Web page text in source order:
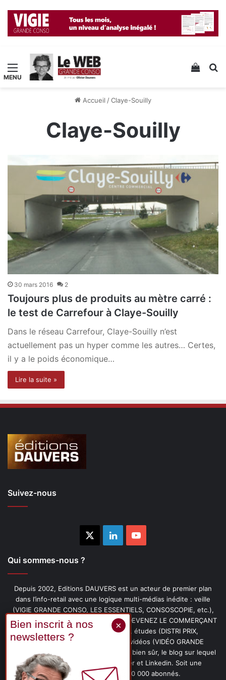
Menu Voir
Accueil /Claye-Souilly
Claye-Souilly
30 mars 2016 2
Toujours plus de produits au mètre carré :
le test de Carrefour à Claye-Souilly
Dans le réseau Carrefour, Claye-Souilly n’est
actuellement pas un hyper comme les autres… Certes,
il y a le poids économique…
Lire la suite »
Suivez-nous
LinkedinYouTube
Qui sommes-nous ?
Depuis 2002, Editions DAUVERS est un acteur de premier plan
dans l’info-retail avec une logique multi-médias inédite : veille
(VIGIE GRANDE CONSO, LES ESSENTIELS, CONSOSCOPIE, etc.),
livres (PENSER-CLIENT, IMAGE-PRIX, DEVENEZ LE COMMERÇANT
PRÉFÉRÉ DE VOS CLIENTS, etc.), études (DISTRI PRIX,
PROMOFLASH, DRIVE INSIGHTS), vidéos (VIDÉO GRANDE
CONSO), podcasts (CAFÉ CONSO) et, bien sûr, le blog sur lequel
vous êtes, ainsi que les fils Twitter et Linkedin. Soit une
communauté de plus de 150 000 abonnés.